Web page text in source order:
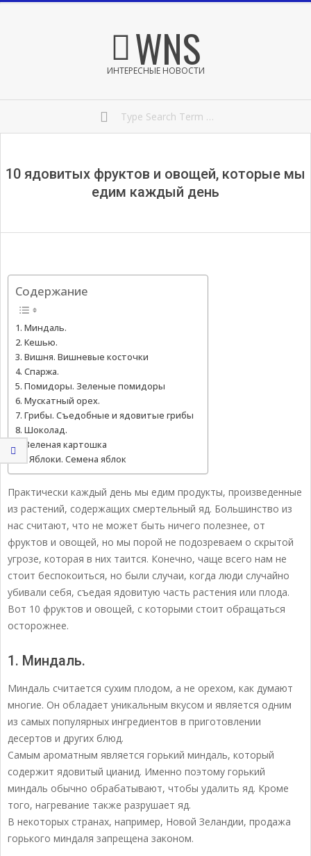
WNS
ИНТЕРЕСНЫЕ НОВОСТИ
10 ядовитых фруктов и овощей, которые мы
едим каждый день
Содержание
1. Миндаль.
2. Кешью.
3. Вишня. Вишневые косточки
4. Спаржа.
5. Помидоры. Зеленые помидоры
6. Мускатный орех.
7. Грибы. Съедобные и ядовитые грибы
8. Шоколад.
9. Зеленая картошка
10. Яблоки. Семена яблок
Практически каждый день мы едим продукты, произведенные
из растений, содержащих смертельный яд. Большинство из
нас считают, что не может быть ничего полезнее, от
фруктов и овощей, но мы порой не подозреваем о скрытой
угрозе, которая в них таится. Конечно, чаще всего нам не
стоит беспокоиться, но были случаи, когда люди случайно
убивали себя, съедая ядовитую часть растения или плода.
Вот 10 фруктов и овощей, с которыми стоит обращаться
осторожнее.
1. Миндаль.
Миндаль считается сухим плодом, а не орехом, как думают
многие. Он обладает уникальным вкусом и является одним
из самых популярных ингредиентов в приготовлении
десертов и других блюд.
Самым ароматным является горький миндаль, который
содержит ядовитый цианид. Именно поэтому горький
миндаль обычно обрабатывают, чтобы удалить яд. Кроме
того, нагревание также разрушает яд.
В некоторых странах, например, Новой Зеландии, продажа
горького миндаля запрещена законом.